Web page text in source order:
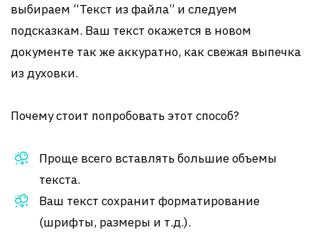
выбираем “Текст из файла” и следуем
подсказкам. Ваш текст окажется в новом
документе так же аккуратно, как свежая выпечка
из духовки.
Почему стоит попробовать этот способ?
Проще всего вставлять большие объемы
текста.
Ваш текст сохранит форматирование
(шрифты, размеры и т.д.).